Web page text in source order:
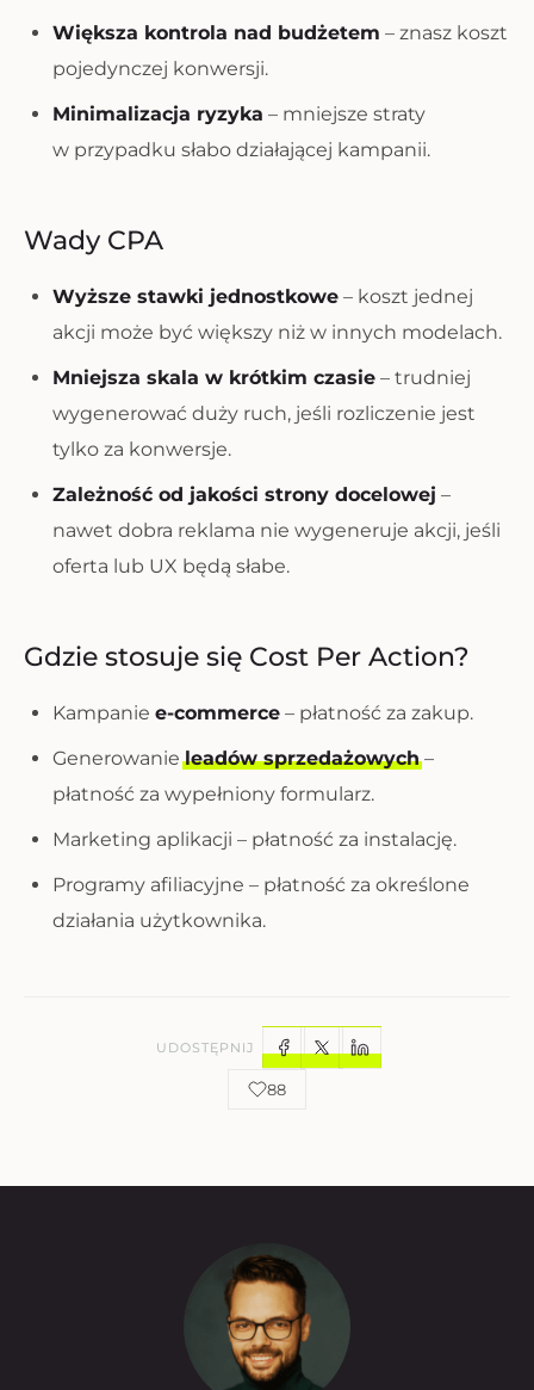
Większa kontrola nad budżetem – znasz koszt
pojedynczej konwersji.
Minimalizacja ryzyka – mniejsze straty
w przypadku słabo działającej kampanii.
Wady CPA
Wyższe stawki jednostkowe – koszt jednej
akcji może być większy niż w innych modelach.
Mniejsza skala w krótkim czasie – trudniej
wygenerować duży ruch, jeśli rozliczenie jest
tylko za konwersje.
Zależność od jakości strony docelowej –
nawet dobra reklama nie wygeneruje akcji, jeśli
oferta lub UX będą słabe.
Gdzie stosuje się Cost Per Action?
Kampanie e-commerce – płatność za zakup.
Generowanieleadów sprzedażowych–
płatność za wypełniony formularz.
Marketing aplikacji – płatność za instalację.
Programy afiliacyjne – płatność za określone
działania użytkownika.
UDOSTĘPNIJ
88